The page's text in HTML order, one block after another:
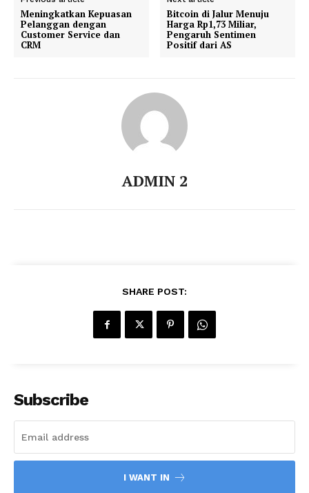
Meningkatkan Kepuasan
Pelanggan dengan
Customer Service dan
CRM
Bitcoin di Jalur Menuju
Harga Rp1,73 Miliar,
Pengaruh Sentimen
Positif dari AS
ADMIN 2
SHARE POST:
Subscribe
I WANT IN